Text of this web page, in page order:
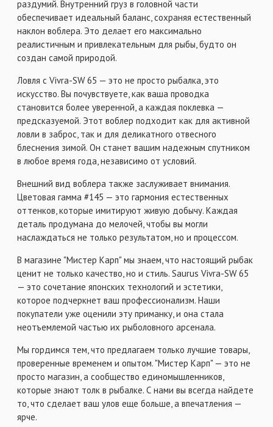
раздумий. Внутренний груз в головной части
обеспечивает идеальный баланс, сохраняя естественный
наклон воблера. Это делает его максимально
реалистичным и привлекательным для рыбы, будто он
создан самой природой.
Ловля с Vivra-SW 65 — это не просто рыбалка, это
искусство. Вы почувствуете, как ваша проводка
становится более уверенной, а каждая поклевка —
предсказуемой. Этот воблер подходит как для активной
ловли в заброс, так и для деликатного отвесного
блеснения зимой. Он станет вашим надежным спутником
в любое время года, независимо от условий.
Внешний вид воблера также заслуживает внимания.
Цветовая гамма #145 — это гармония естественных
оттенков, которые имитируют живую добычу. Каждая
деталь продумана до мелочей, чтобы вы могли
наслаждаться не только результатом, но и процессом.
В магазине "Мистер Карп" мы знаем, что настоящий рыбак
ценит не только качество, но и стиль. Saurus Vivra-SW 65
— это сочетание японских технологий и эстетики,
которое подчеркнет ваш профессионализм. Наши
покупатели уже оценили эту приманку, и она стала
неотъемлемой частью их рыболовного арсенала.
Мы гордимся тем, что предлагаем только лучшие товары,
проверенные временем и опытом. "Мистер Карп" — это не
просто магазин, а сообщество единомышленников,
которые знают толк в рыбалке. С нами вы всегда найдете
то, что сделает ваш улов еще больше, а впечатления —
ярче.